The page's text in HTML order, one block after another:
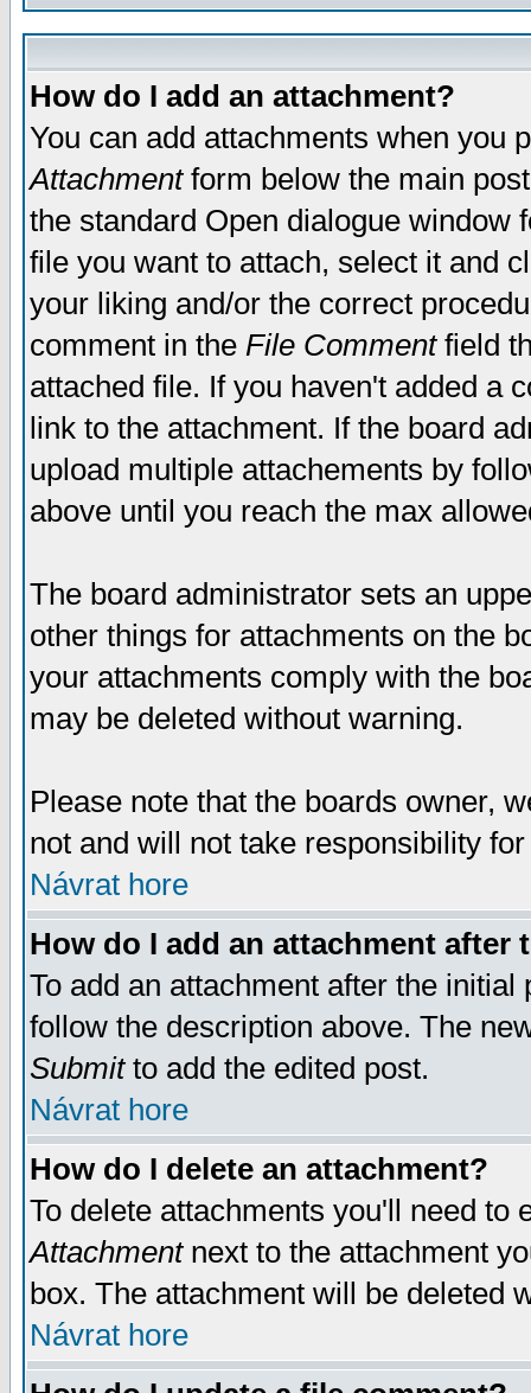
How do I add an attachment?
You can add attachments when you
Attachmentform below the main
the standard Open dialogue window
file you want to attach, select it and
your liking and/or the correct
comment in the File Commentfield
attached file. If you haven't added a
link to the attachment. If the board
upload multiple attachements by
above until you reach the max
The board administrator sets an
other things for attachments on the
your attachments comply with the
may be deleted without warning.
Please note that the boards owner,
not and will not take responsibility
Návrat hore
How do I add an attachment after
To add an attachment after the
follow the description above. The
Submitto add the edited post.
Návrat hore
How do I delete an attachment?
To delete attachments you'll need
Attachmentnext to the attachment
box. The attachment will be deleted
Návrat hore